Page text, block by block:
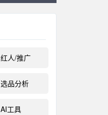
红人/推广
选品分析
AI工具